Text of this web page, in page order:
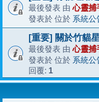
最後發表 由心靈捕
發表於 位於 系統公
[重要] 關於竹貓
最後發表 由心靈捕
發表於 位於 系統公
回覆: 1